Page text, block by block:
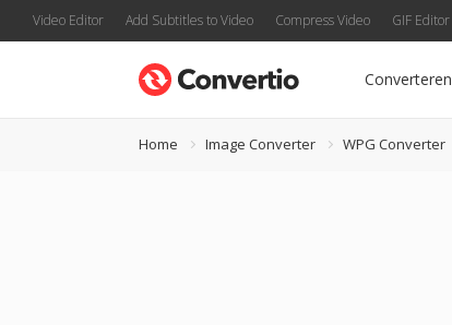
Video Editor Add Subtitles to Video Compress Video GIF Editor
Converteren
Home Image Converter WPG Converter